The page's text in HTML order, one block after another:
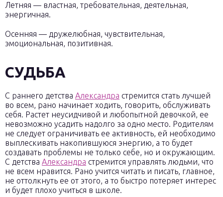
Летняя — властная, требовательная, деятельная,
энергичная.
Осенняя — дружелюбная, чувствительная,
эмоциональная, позитивная.
СУДЬБА
С раннего детства Александра стремится стать лучшей
во всем, рано начинает ходить, говорить, обслуживать
себя. Растет неусидчивой и любопытной девочкой, ее
невозможно усадить надолго за одно место. Родителям
не следует ограничивать ее активность, ей необходимо
выплескивать накопившуюся энергию, а то будет
создавать проблемы не только себе, но и окружающим.
С детства Александра стремится управлять людьми, что
не всем нравится. Рано учится читать и писать, главное,
не оттолкнуть ее от этого, а то быстро потеряет интерес
и будет плохо учиться в школе.